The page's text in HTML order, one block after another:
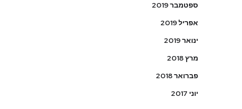
ספטמבר 2019
אפריל 2019
ינואר 2019
מרץ 2018
פברואר 2018
יוני 2017